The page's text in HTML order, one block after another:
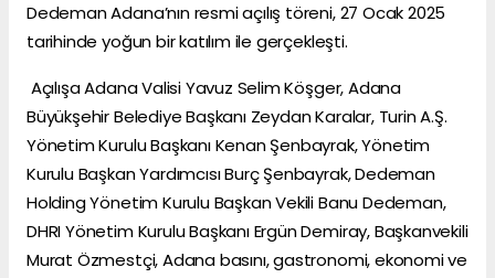
Dedeman Adana’nın resmi açılış töreni, 27 Ocak 2025
tarihinde yoğun bir katılım ile gerçekleşti.
Açılışa Adana Valisi Yavuz Selim Köşger, Adana
Büyükşehir Belediye Başkanı Zeydan Karalar, Turin A.Ş.
Yönetim Kurulu Başkanı Kenan Şenbayrak, Yönetim
Kurulu Başkan Yardımcısı Burç Şenbayrak, Dedeman
Holding Yönetim Kurulu Başkan Vekili Banu Dedeman,
DHRI Yönetim Kurulu Başkanı Ergün Demiray, Başkanvekili
Murat Özmestçi, Adana basını, gastronomi, ekonomi ve